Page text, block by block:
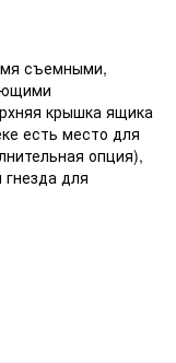
съемными,
крышка ящика
есть место для
опция),
для